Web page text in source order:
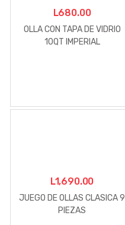
L680.00
OLLA CON TAPA DE VIDRIO
10QT IMPERIAL
L1,690.00
JUEGO DE OLLAS CLASICA 9
PIEZAS